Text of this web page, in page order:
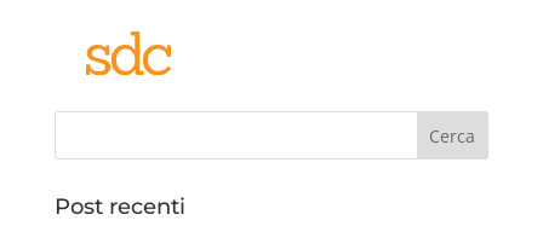
Cerca
Post recenti